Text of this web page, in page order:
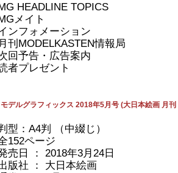
HEADLINE TOPICS
メイト
ンフォメーション
刊MODELKASTEN情報局
回予告・広告案内
者プレゼント
モデルグラフィックス 2018年5月号 (大日本絵画 月
型：A4判 （中綴じ）
152ページ
売日 ： 2018年3月24日
版社 ： 大日本絵画
キヤ
レオス